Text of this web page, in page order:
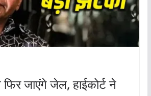
फिर जाएंगे जेल, हाईकोर्ट ने